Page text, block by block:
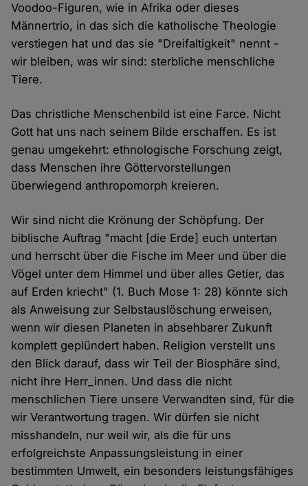
Voodoo-Figuren, wie in Afrika oder dieses
Männertrio, in das sich die katholische Theologie
verstiegen hat und das sie "Dreifaltigkeit" nennt -
wir bleiben, was wir sind: sterbliche menschliche
Tiere.
Das christliche Menschenbild ist eine Farce. Nicht
Gott hat uns nach seinem Bilde erschaffen. Es ist
genau umgekehrt: ethnologische Forschung zeigt,
dass Menschen ihre Göttervorstellungen
überwiegend anthropomorph kreieren.
Wir sind nicht die Krönung der Schöpfung. Der
biblische Auftrag "macht [die Erde] euch untertan
und herrscht über die Fische im Meer und über die
Vögel unter dem Himmel und über alles Getier, das
auf Erden kriecht" (1. Buch Mose 1: 28) könnte sich
als Anweisung zur Selbstauslöschung erweisen,
wenn wir diesen Planeten in absehbarer Zukunft
komplett geplündert haben. Religion verstellt uns
den Blick darauf, dass wir Teil der Biosphäre sind,
nicht ihre Herr_innen. Und dass die nicht
menschlichen Tiere unsere Verwandten sind, für die
wir Verantwortung tragen. Wir dürfen sie nicht
misshandeln, nur weil wir, als die für uns
erfolgreichste Anpassungsleistung in einer
bestimmten Umwelt, ein besonders leistungsfähiges